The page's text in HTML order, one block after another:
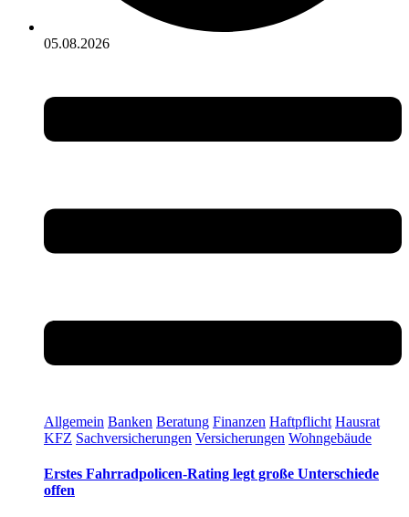
05.08.2026
Allgemein Banken Beratung Finanzen Haftpflicht Hausrat
KFZ Sachversicherungen Versicherungen Wohngebäude
Erstes Fahrradpolicen-Rating legt große Unterschiede
offen